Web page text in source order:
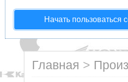
Начать пользоваться
Главная >